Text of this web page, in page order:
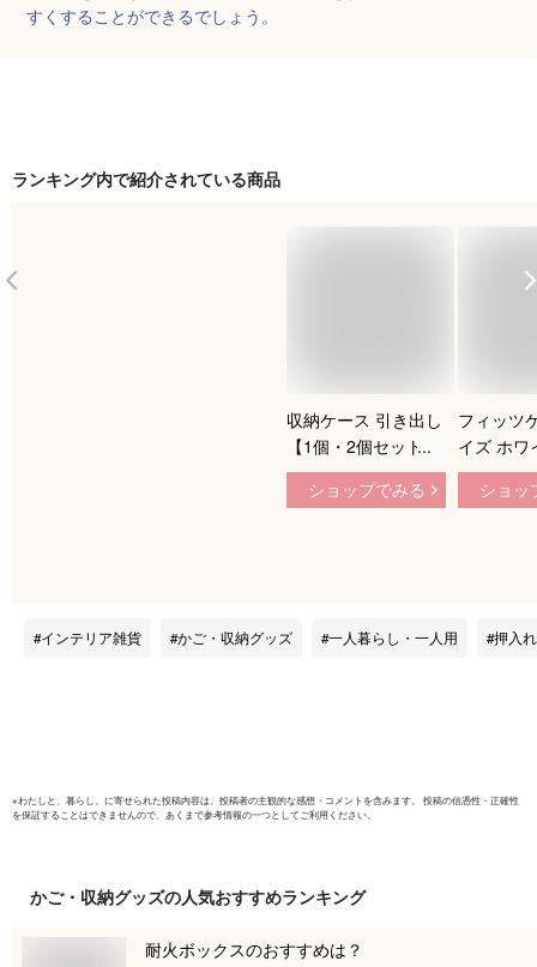
すくすることができるでしょう。
ランキング内で紹介されている商品
収納ケース 引き出し
【1個・2個セット】
プラスチック クロー
ゼット収納 押入れ収
スター付き ひとり暮
ショップでみる
フィッツ
イズ ホワ
fits 衣装
ケース
本製 フ
ショッ
インテリア雑貨 かご・収納グッズ 一人暮らし・一人用 押入れ
※わたしと、暮らし。 に寄せられた投稿内容は、投稿者の主観的な感想・コメントを含みます。 投稿の信憑性・正確性
を保証することはできませんので、あくまで参考情報の一つとしてご利用ください。
かご・収納グッズの人気おすすめランキング
耐火ボックスのおすすめは？